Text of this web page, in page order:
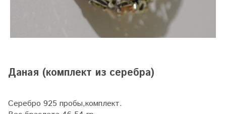
Даная (комплект из серебра)
Серебро 925 пробы,комплект.